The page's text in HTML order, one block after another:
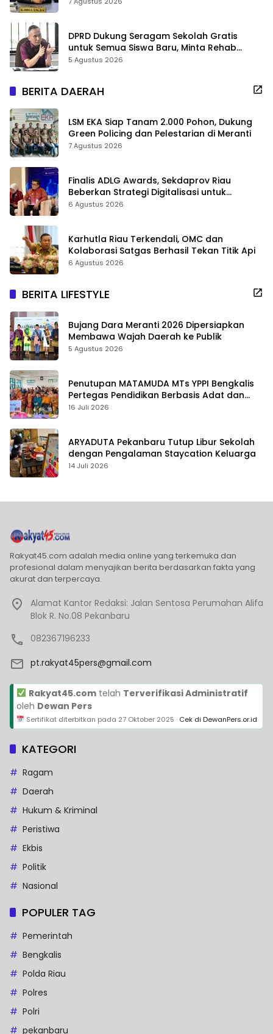
DPRD Dukung Seragam Sekolah Gratis
untuk Semua Siswa Baru, Minta Rehab
Sekolah Jangan Dikurangi
5 Agustus 2026
BERITA DAERAH
LSM EKA Siap Tanam 2.000 Pohon, Dukung
Green Policing dan Pelestarian di Meranti
7 Agustus 2026
Finalis ADLG Awards, Sekdaprov Riau
Beberkan Strategi Digitalisasi untuk
Tingkatkan Layanan Publik
6 Agustus 2026
Karhutla Riau Terkendali, OMC dan
Kolaborasi Satgas Berhasil Tekan Titik Api
6 Agustus 2026
BERITA LIFESTYLE
Bujang Dara Meranti 2026 Dipersiapkan
Membawa Wajah Daerah ke Publik
5 Agustus 2026
Penutupan MATAMUDA MTs YPPI Bengkalis
Pertegas Pendidikan Berbasis Adat dan
Karakter
16 Juli 2026
ARYADUTA Pekanbaru Tutup Libur Sekolah
dengan Pengalaman Staycation Keluarga
14 Juli 2026
Rakyat45.com adalah media online yang terkemuka dan
profesional dalam menyajikan berita berdasarkan fakta yang
akurat dan terpercaya.
Alamat Kantor Redaksi: Jalan Sentosa Perumahan Alifa
Blok R. No.08 Pekanbaru
082367196233
pt.rakyat45pers@gmail.com
Rakyat45.comtelah Terverifikasi Administratif
oleh Dewan Pers
Sertifikat diterbitkan pada 27 Oktober 2025 · Cek di DewanPers.or.id
KATEGORI
Ragam
Daerah
Hukum & Kriminal
Peristiwa
Ekbis
Politik
Nasional
POPULER TAG
Pemerintah
Bengkalis
Polda Riau
Polres
Polri
pekanbaru